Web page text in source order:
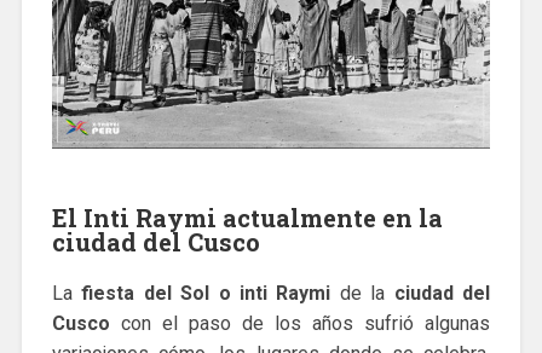
El Inti Raymi actualmente en la
ciudad del Cusco
Lafiesta del Sol o inti Raymi de la ciudad del
Cusco con el paso de los años sufrió algunas